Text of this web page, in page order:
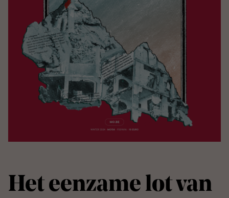
Het eenzame lot van